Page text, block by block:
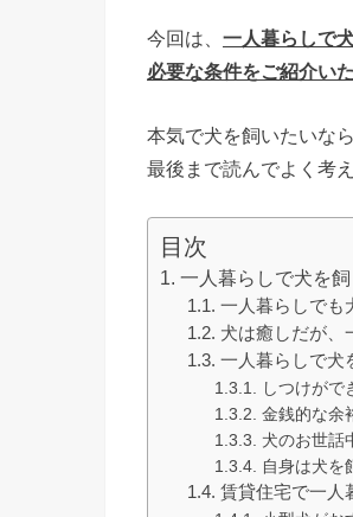
今回は、 一人暮らしで
必要な条件をご紹介いた
本気で犬を飼いたいなら
最後まで読んでよく考
目次
一人暮らしで犬を
一人暮らしでも
犬は癒しだが、
一人暮らしで犬
しつけがで
金銭的な余
犬のお世話
自身は犬を
賃貸住宅で一人